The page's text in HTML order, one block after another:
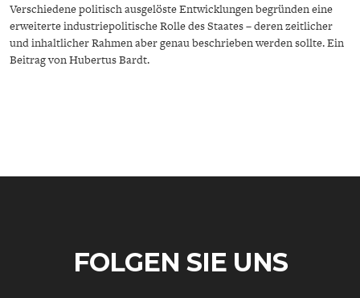
Verschiedene politisch ausgelöste Entwicklungen begründen eine
erweiterte industriepolitische Rolle des Staates – deren zeitlicher
und inhaltlicher Rahmen aber genau beschrieben werden sollte. Ein
Beitrag von Hubertus Bardt.
FOLGEN SIE UNS